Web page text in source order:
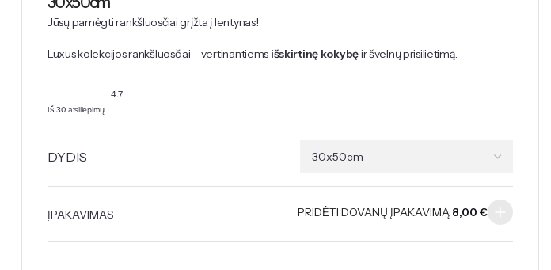
Jūsų pamėgti rankšluosčiai grįžta į lentynas!
Luxus kolekcijos rankšluosčiai – vertinantiems išskirtinę kokybęir švelnų prisilietimą.
4.7
Iš 30 atsiliepimų
DYDIS
ĮPAKAVIMAS PRIDĖTI DOVANŲ ĮPAKAVIMĄ 8,00 €